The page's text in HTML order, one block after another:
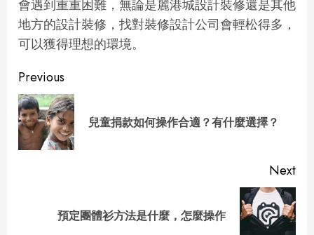
會遇到重重困難，無論是麗港城設計裝修還是其他
地方的設計裝修，找對裝修設計公司會輕松得多，
可以獲得理想的環境。
Continue
Reading
Previous
兒童捐款如何操作合適？有什麼選擇？
Next
預定團體衫方法是什麼，怎麼操作